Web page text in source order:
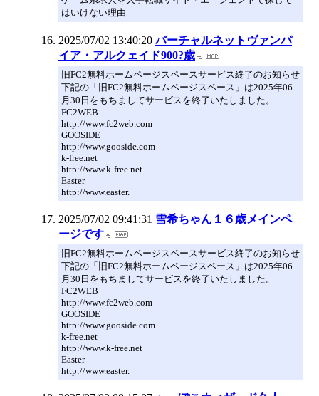
はいけない理由
2025/07/02 13:40:20 バーチャルネットヴァンパ
イア・アルクェイド900?歳
旧FC2無料ホームページスペースサービス終了のお知らせ
下記の「旧FC2無料ホームページスペース」は2025年06
月30日をもちましてサービスを終了いたしました。
FC2WEB
http://www.fc2web.com
GOOSIDE
http://www.gooside.com
k-free.net
http://www.k-free.net
Easter
http://www.easter.
2025/07/02 09:41:31 雪希ちゃん１６歳メインペ
ージです
旧FC2無料ホームページスペースサービス終了のお知らせ
下記の「旧FC2無料ホームページスペース」は2025年06
月30日をもちましてサービスを終了いたしました。
FC2WEB
http://www.fc2web.com
GOOSIDE
http://www.gooside.com
k-free.net
http://www.k-free.net
Easter
http://www.easter.